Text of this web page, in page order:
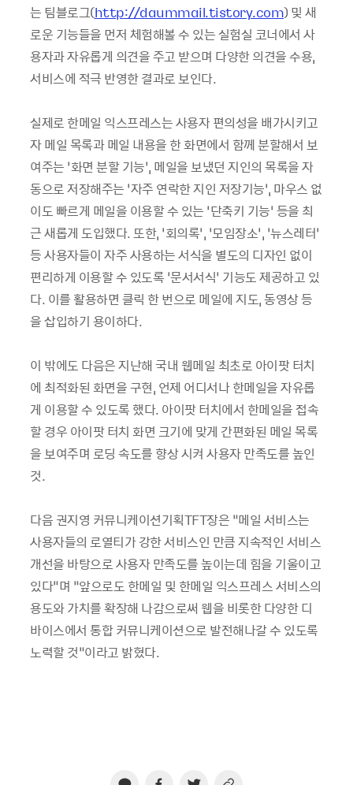
는 팀블로그(http://daummail.tistory.com) 및 새
로운 기능들을 먼저 체험해볼 수 있는 실험실 코너에서 사
용자과 자유롭게 의견을 주고 받으며 다양한 의견을 수용,
서비스에 적극 반영한 결과로 보인다.
실제로 한메일 익스프레스는 사용자 편의성을 배가시키고
자 메일 목록과 메일 내용을 한 화면에서 함께 분할해서 보
여주는 ‘화면 분할 기능’, 메일을 보냈던 지인의 목록을 자
동으로 저장해주는 ‘자주 연락한 지인 저장기능’, 마우스 없
이도 빠르게 메일을 이용할 수 있는 ‘단축키 기능’ 등을 최
근 새롭게 도입했다. 또한, ‘회의록’, ‘모임장소’, ‘뉴스레터’
등 사용자들이 자주 사용하는 서식을 별도의 디자인 없이
편리하게 이용할 수 있도록 ‘문서서식’ 기능도 제공하고 있
다. 이를 활용하면 클릭 한 번으로 메일에 지도, 동영상 등
을 삽입하기 용이하다.
이 밖에도 다음은 지난해 국내 웹메일 최초로 아이팟 터치
에 최적화된 화면을 구현, 언제 어디서나 한메일을 자유롭
게 이용할 수 있도록 했다. 아이팟 터치에서 한메일을 접속
할 경우 아이팟 터치 화면 크기에 맞게 간편화된 메일 목록
을 보여주며 로딩 속도를 향상 시켜 사용자 만족도를 높인
것.
다음 권지영 커뮤니케이션기획TFT장은 “메일 서비스는
사용자들의 로열티가 강한 서비스인 만큼 지속적인 서비스
개선을 바탕으로 사용자 만족도를 높이는데 힘을 기울이고
있다”며 “앞으로도 한메일 및 한메일 익스프레스 서비스의
용도와 가치를 확장해 나감으로써 웹을 비롯한 다양한 디
바이스에서 통합 커뮤니케이션으로 발전해나갈 수 있도록
노력할 것”이라고 밝혔다.